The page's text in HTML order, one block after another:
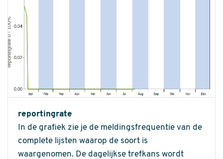
reportingrate
In de grafiek zie je de meldingsfrequentie van de
complete lijsten waarop de soort is
waargenomen. De dagelijkse trefkans wordt